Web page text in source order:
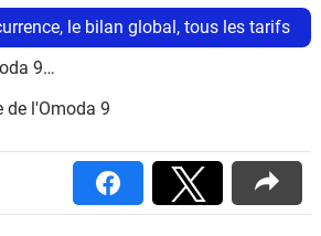
le bilan global, tous les tarifs
9…
de l'Omoda 9